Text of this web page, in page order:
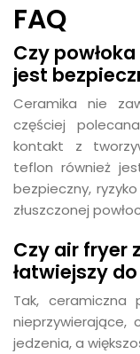
FAQ
Czy
jest
Ceramika nie
częściej
kontakt z
teflon również
bezpieczny,
złuszczonej
Czy air fryer
łatwiejszy
Tak, ceramiczna
nieprzywierające,
jedzenia, a